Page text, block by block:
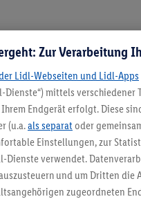
Kostenlose Retoure
Zur Verarbeitung
Lidl-Webseiten und Lidl-Apps
Dienste“) mittels
Endgerät erfolgt. Diese
(u.a.als separat oder
Einstellungen, zur
Dienste verwendet.
und um Dritten
zugeordneten